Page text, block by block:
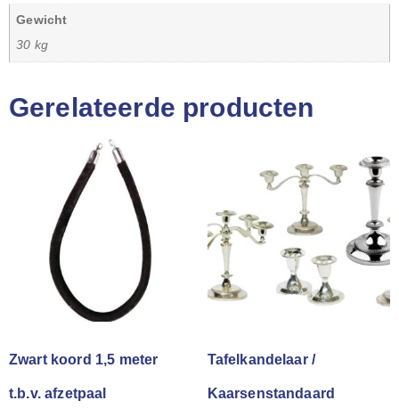
Gewicht
30 kg
Gerelateerde producten
Zwart koord 1,5 meter
t.b.v. afzetpaal
Tafelkandelaar /
Kaarsenstandaard